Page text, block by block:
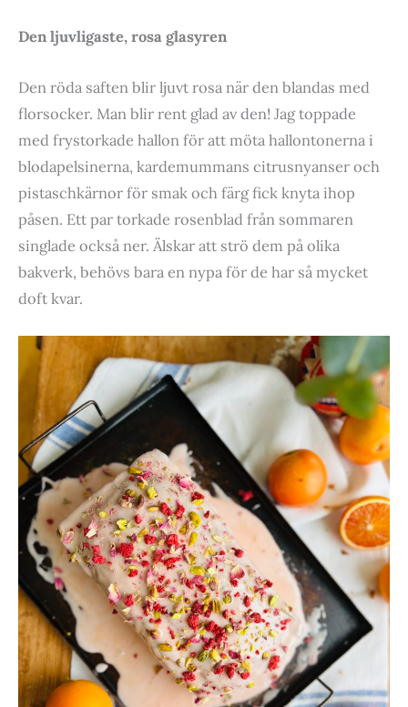
Den ljuvligaste, rosa glasyren
Den röda saften blir ljuvt rosa när den blandas med
florsocker. Man blir rent glad av den! Jag toppade
med frystorkade hallon för att möta hallontonerna i
blodapelsinerna, kardemummans citrusnyanser och
pistaschkärnor för smak och färg fick knyta ihop
påsen. Ett par torkade rosenblad från sommaren
singlade också ner. Älskar att strö dem på olika
bakverk, behövs bara en nypa för de har så mycket
doft kvar.